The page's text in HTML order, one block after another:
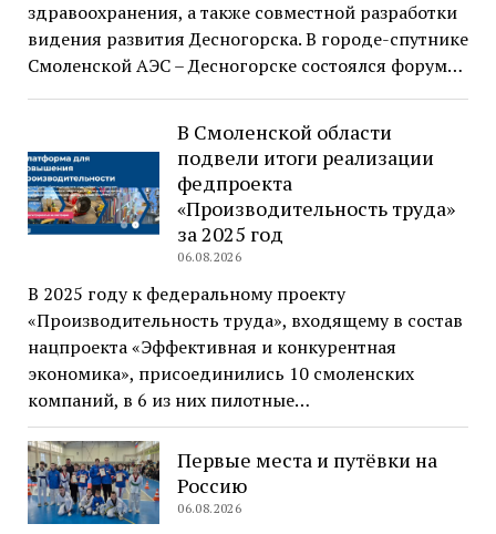
здравоохранения, а также совместной разработки
видения развития Десногорска. В городе-спутнике
Смоленской АЭС – Десногорске состоялся форум…
В Смоленской области
подвели итоги реализации
федпроекта
«Производительность труда»
за 2025 год
06.08.2026
В 2025 году к федеральному проекту
«Производительность труда», входящему в состав
нацпроекта «Эффективная и конкурентная
экономика», присоединились 10 смоленских
компаний, в 6 из них пилотные…
Первые места и путёвки на
Россию
06.08.2026